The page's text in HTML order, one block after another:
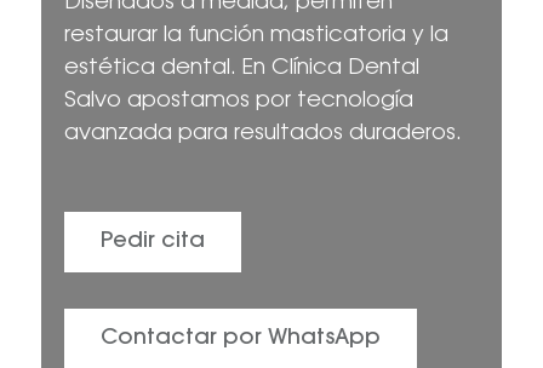
restaurar la función masticatoria y la
estética dental. En Clínica Dental
Salvo apostamos por tecnología
avanzada para resultados duraderos.
Pedir cita
Contactar por WhatsApp